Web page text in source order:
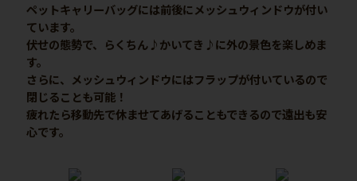
ペットキャリーバッグには前後にメッシュウィンドウが付い
ています。
伏せの態勢で、らくちん♪かいてき♪に外の景色を楽しめま
す。
さらに、メッシュウィンドウにはフラップが付いているので
閉じることも可能！
疲れたら移動先で休ませてあげることもできるので遠出も安
心です。